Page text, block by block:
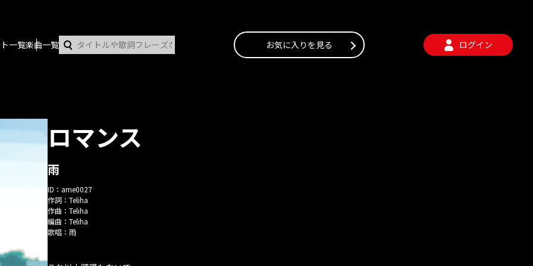
一覧楽曲一覧 お気に入りを見る ログイン
ロマンス
雨
ID： ame0027
作詞： Teliha
作曲： Teliha
編曲： Teliha
歌唱： 雨